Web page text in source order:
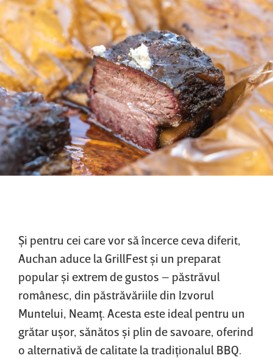
Şi pentru cei care vor să încerce ceva diferit,
Auchan aduce la GrillFest şi un preparat
popular şi extrem de gustos – păstrăvul
românesc, din păstrăvăriile din Izvorul
Muntelui, Neamţ. Acesta este ideal pentru un
grătar uşor, sănătos şi plin de savoare, oferind
o alternativă de calitate la tradiţionalul BBQ.